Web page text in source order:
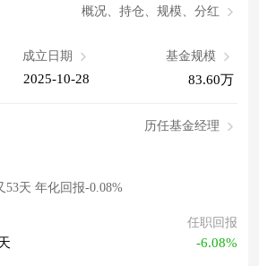
概况、持仓、规模、分红
成立日期
2025-10-28
基金规模
83.60万
历任基金经理
53天 年化回报-0.08%
任职回报
-6.08%